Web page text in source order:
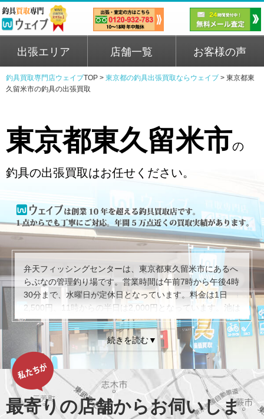
出張エリア 店舗一覧 お客様の声
釣具買取専門店ウェイブTOP > 東京都の釣具出張買取ならウェイブ > 東京都東
久留米市の釣具の出張買取
東京都東久留米市の
釣具の出張買取はお任せください。
弁天フィッシングセンターは、東京都東久留米市にあるへ
らぶなの管理釣り場です。営業時間は午前7時から午後4時
30分まで、水曜日が定休日となっています。料金は1日
2,500円、11時からの半日は2,000円となっています。池は
最大水深2.5メートルの1号池と、最大水深3メートルの深
さがある2号池の2つがあります。初心者の方に関しては水
深が浅く、魚影が濃い1号池での釣りがおすすめです。弁
天フィッシングセンターでは、道具と仕掛けに関しての規
定が決められており、竿の長さは8尺から15尺まで、宙釣
りの場合は13尺までとなっています。また、第一オモリか
らウキ止めゴムまでの長さは1メートル以上取ること、針
は5号以下、ハリスは50センチ以内、ウキは全長18センチ
最寄りの店舗からお伺いしま